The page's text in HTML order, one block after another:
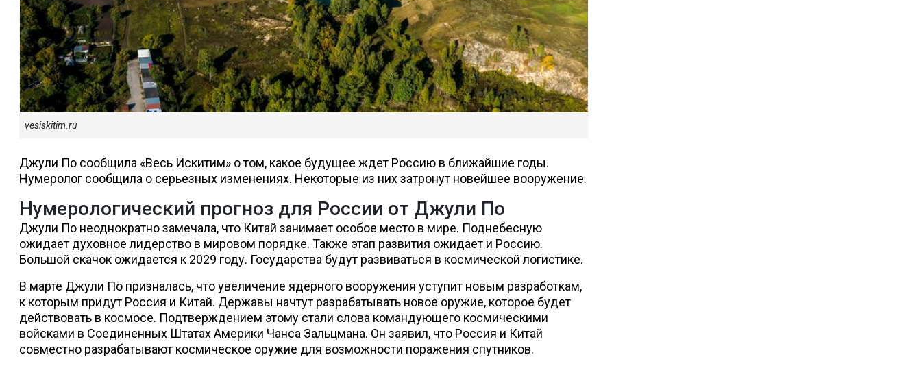
vesiskitim.ru
Джули По сообщила «Весь Искитим» о том, какое будущее ждет Россию в ближайшие годы.
Нумеролог сообщила о серьезных изменениях. Некоторые из них затронут новейшее вооружение.
Нумерологический прогноз для России от Джули По
Джули По неоднократно замечала, что Китай занимает особое место в мире. Поднебесную
ожидает духовное лидерство в мировом порядке. Также этап развития ожидает и Россию.
Большой скачок ожидается к 2029 году. Государства будут развиваться в космической логистике.
В марте Джули По призналась, что увеличение ядерного вооружения уступит новым разработкам,
к которым придут Россия и Китай. Державы начтут разрабатывать новое оружие, которое будет
действовать в космосе. Подтверждением этому стали слова командующего космическими
войсками в Соединенных Штатах Америки Чанса Зальцмана. Он заявил, что Россия и Китай
совместно разрабатывают космическое оружие для возможности поражения спутников.